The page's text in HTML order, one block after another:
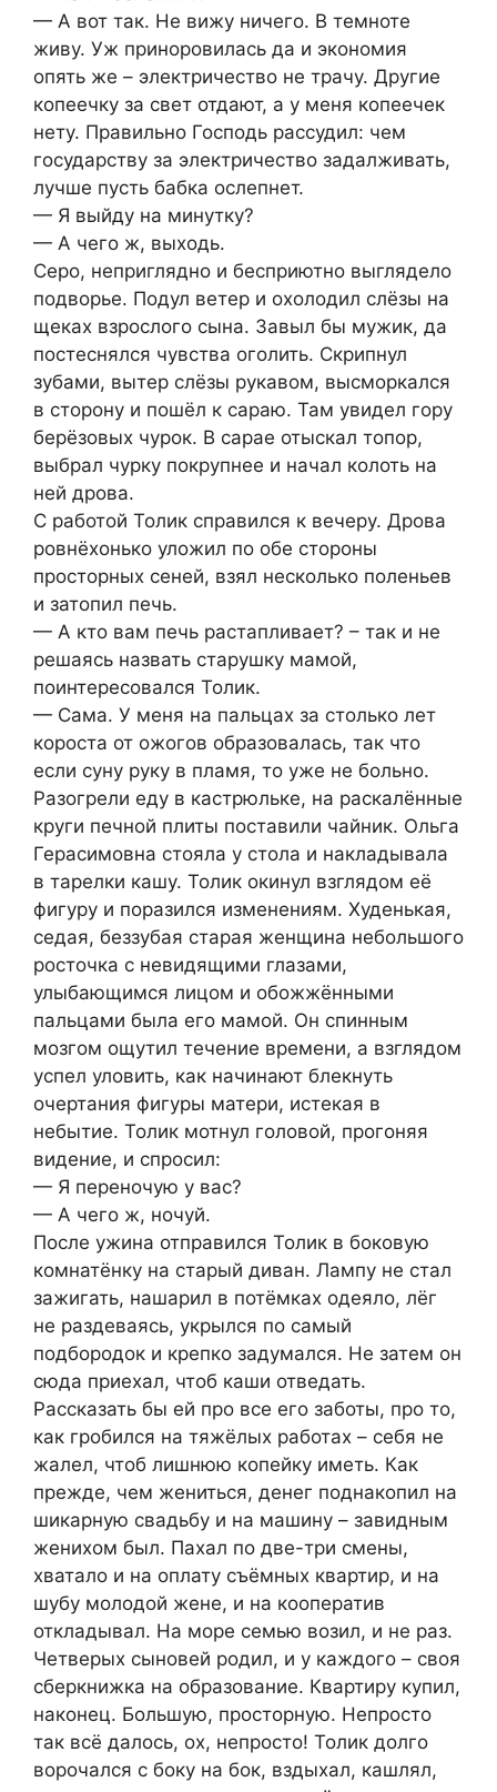
— А вот так. Не вижу ничего. В темноте
живу. Уж приноровилась да и экономия
опять же – электричество не трачу. Другие
копеечку за свет отдают, а у меня копеечек
нету. Правильно Господь рассудил: чем
государству за электричество задалживать,
лучше пусть бабка ослепнет.
— Я выйду на минутку?
— А чего ж, выходь.
Серо, неприглядно и бесприютно выглядело
подворье. Подул ветер и охолодил слёзы на
щеках взрослого сына. Завыл бы мужик, да
постеснялся чувства оголить. Скрипнул
зубами, вытер слёзы рукавом, высморкался
в сторону и пошёл к сараю. Там увидел гору
берёзовых чурок. В сарае отыскал топор,
выбрал чурку покрупнее и начал колоть на
ней дрова.
С работой Толик справился к вечеру. Дрова
ровнёхонько уложил по обе стороны
просторных сеней, взял несколько поленьев
и затопил печь.
— А кто вам печь растапливает? – так и не
решаясь назвать старушку мамой,
поинтересовался Толик.
— Сама. У меня на пальцах за столько лет
короста от ожогов образовалась, так что
если суну руку в пламя, то уже не больно.
Разогрели еду в кастрюльке, на раскалённые
круги печной плиты поставили чайник. Ольга
Герасимовна стояла у стола и накладывала
в тарелки кашу. Толик окинул взглядом её
фигуру и поразился изменениям. Худенькая,
седая, беззубая старая женщина небольшого
росточка с невидящими глазами,
улыбающимся лицом и обожжёнными
пальцами была его мамой. Он спинным
мозгом ощутил течение времени, а взглядом
успел уловить, как начинают блекнуть
очертания фигуры матери, истекая в
небытие. Толик мотнул головой, прогоняя
видение, и спросил:
— Я переночую у вас?
— А чего ж, ночуй.
После ужина отправился Толик в боковую
комнатёнку на старый диван. Лампу не стал
зажигать, нашарил в потёмках одеяло, лёг
не раздеваясь, укрылся по самый
подбородок и крепко задумался. Не затем он
сюда приехал, чтоб каши отведать.
Рассказать бы ей про все его заботы, про то,
как гробился на тяжёлых работах – себя не
жалел, чтоб лишнюю копейку иметь. Как
прежде, чем жениться, денег поднакопил на
шикарную свадьбу и на машину – завидным
женихом был. Пахал по две-три смены,
хватало и на оплату съёмных квартир, и на
шубу молодой жене, и на кооператив
откладывал. На море семью возил, и не раз.
Четверых сыновей родил, и у каждого – своя
сберкнижка на образование. Квартиру купил,
наконец. Большую, просторную. Непросто
так всё далось, ох, непросто! Толик долго
ворочался с боку на бок, вздыхал, кашлял,